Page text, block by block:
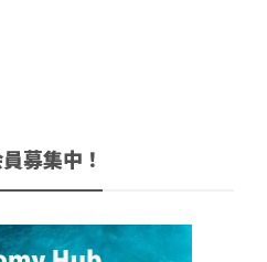
募集中！